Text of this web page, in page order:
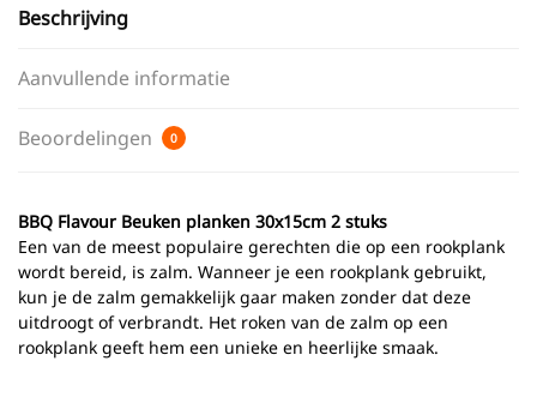
Beschrijving
Aanvullende informatie
Beoordelingen 0
BBQ Flavour Beuken planken 30x15cm 2 stuks
Een van de meest populaire gerechten die op een rookplank
wordt bereid, is zalm. Wanneer je een rookplank gebruikt,
kun je de zalm gemakkelijk gaar maken zonder dat deze
uitdroogt of verbrandt. Het roken van de zalm op een
rookplank geeft hem een unieke en heerlijke smaak.